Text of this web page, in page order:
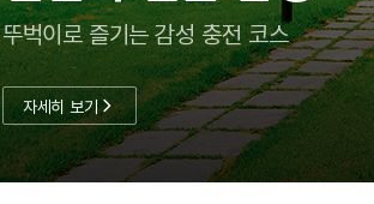
뚜벅이로 즐기는 감성 충전 코스
자세히 보기